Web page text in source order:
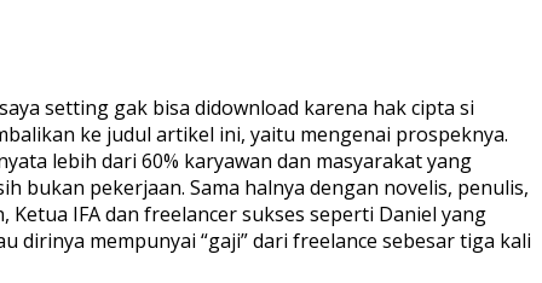
setting gak bisa didownload karena hak cipta si
ke judul artikel ini, yaitu mengenai prospeknya.
lebih dari 60% karyawan dan masyarakat yang
bukan pekerjaan. Sama halnya dengan novelis, penulis,
IFA dan freelancer sukses seperti Daniel yang
mempunyai “gaji” dari freelance sebesar tiga kali